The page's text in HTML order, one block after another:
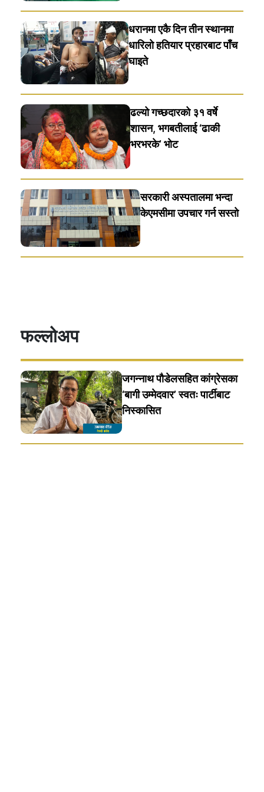
धरानमा एकै दिन तीन स्थानमा
धारिलाे हतियार प्रहारबाट पाँच
घाइते
ढल्यो गच्छदारको ३१ वर्षे
शासन, भगबतीलाई ‘ढाकी
भरभरके’ भाेट
सरकारी अस्पतालमा भन्दा
केएमसीमा उपचार गर्न सस्ताे
फल्लोअप
जगन्नाथ पौडेलसहित कांग्रेसका
‘बागी उम्मेदवार’ स्वतः पार्टीबाट
निस्कासित